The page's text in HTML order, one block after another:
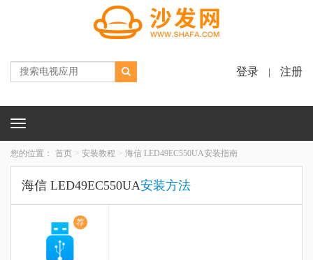
登录 注册
Toggle
您的位置： 首页 安装教程 海信 LED49EC550UA安装指南
海信 LED49EC550UA安装方法
荐